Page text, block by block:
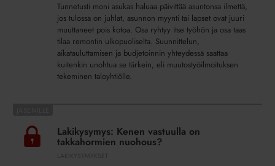
unohduksesta
Tunnetusti moni asukas haluaa päivittää asuntonsa ilmettä,
jos tulossa on juhlat, asunnon myynti tai lapset ovat juuri
muuttaneet pois kotoa. Osa ryhtyy itse työhön ja osa taas
tilaa remontin ulkopuoliselta. Suunnittelun,
aikatauluttamisen ja budjetoinnin yhteydessä saattaa
kuitenkin unohtua se tärkein, eli muutostyöilmoituksen
tekeminen taloyhtiölle.
Kenen
vastuulla
Lakikysymys: Kenen vastuulla on
takkahormien nuohous?